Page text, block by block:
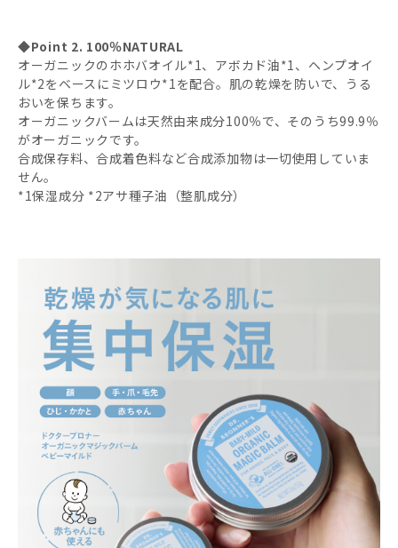
◆Point 2. 100％NATURAL
オーガニックのホホバオイル*1、アボカド油*1、ヘンプオイ
ル*2をベースにミツロウ*1を配合。肌の乾燥を防いで、うる
おいを保ちます。
オーガニックバームは天然由来成分100％で、そのうち99.9％
がオーガニックです。
合成保存料、合成着色料など合成添加物は一切使用していま
せん。
*1保湿成分 *2アサ種子油（整肌成分）